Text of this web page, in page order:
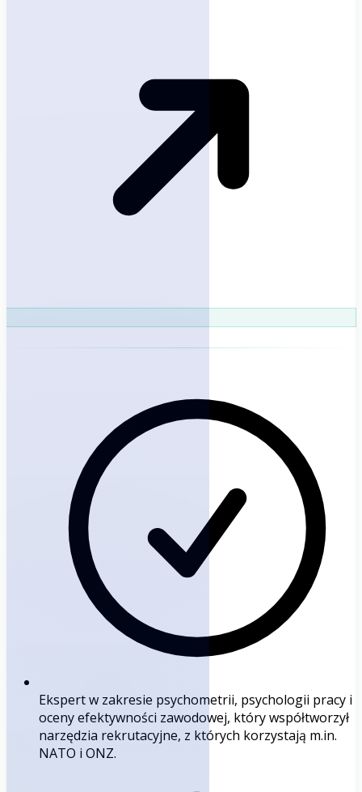
Ekspert w zakresie psychometrii, psychologii pracy i
oceny efektywności zawodowej, który współtworzył
narzędzia rekrutacyjne, z których korzystają m.in.
NATO i ONZ.